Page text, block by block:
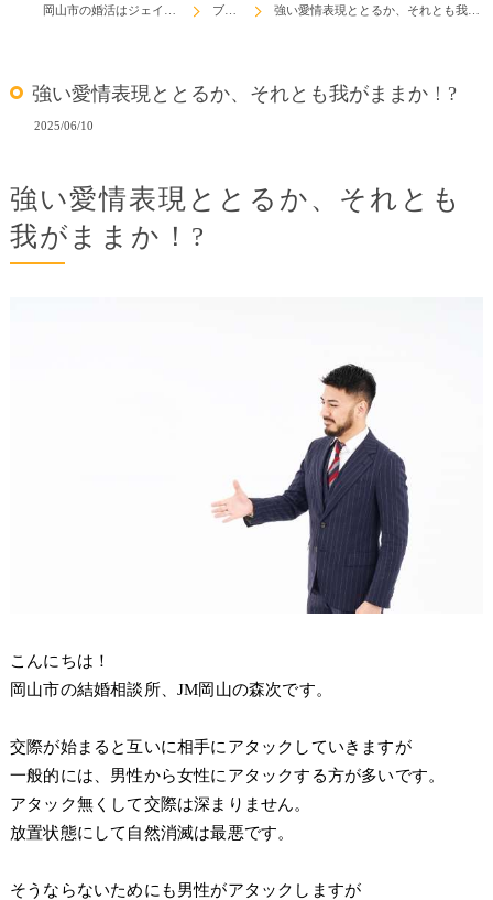
ブログ 強い愛情表現ととるか、それとも我がままか！?
強い愛情表現ととるか、それとも我がままか！?
2025/06/10
強い愛情表現ととるか、それとも
我がままか！?
こんにちは！
岡山市の結婚相談所、JM岡山の森次です。
交際が始まると互いに相手にアタックしていきますが
一般的には、男性から女性にアタックする方が多いです。
アタック無くして交際は深まりません。
放置状態にして自然消滅は最悪です。
そうならないためにも男性がアタックしますが